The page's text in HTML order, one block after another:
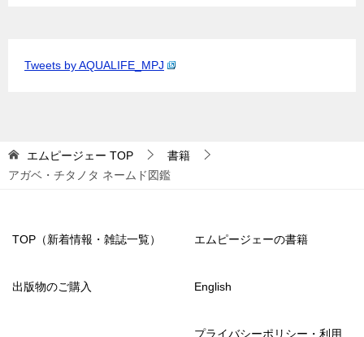
Tweets by AQUALIFE_MPJ
エムピージェー TOP
書籍
アガベ・チタノタ ネームド図鑑
TOP（新着情報・雑誌一覧） エムピージェーの書籍
出版物のご購入 English
プライバシーポリシー・利用